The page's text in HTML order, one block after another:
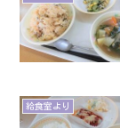
給食室より